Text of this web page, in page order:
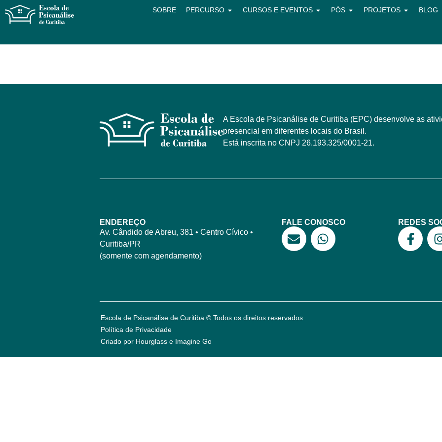
SOBRE PERCURSO CURSOS E EVENTOS PÓS PROJETOS BLOG
A Escola de Psicanálise de Curitiba (EPC) desenvolve as
presencial em diferentes locais do Brasil.
Está inscrita no CNPJ 26.193.325/0001-21.
ENDEREÇO
Av. Cândido de Abreu, 381 • Centro Cívico •
Curitiba/PR
(somente com agendamento)
FALE CONOSCO REDES
Escola de Psicanálise de Curitiba © Todos os direitos reservados
Política de Privacidade
Criado por Hourglass e Imagine Go